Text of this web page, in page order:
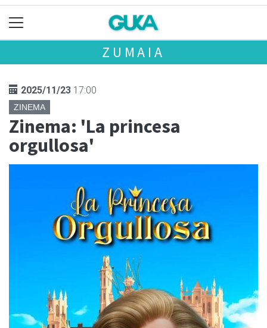
ZUMAIA
2025/11/23 17:00
ZINEMA
Zinema: 'La princesa
orgullosa'